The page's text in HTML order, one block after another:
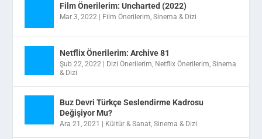
Film Önerilerim: Uncharted (2022)
Mar 3, 2022 Film Önerilerim,Sinema & Dizi
Netflix Önerilerim: Archive 81
Şub 22, 2022 Dizi Önerilerim, Netflix Önerilerim,Sinema
& Dizi
Buz Devri Türkçe Seslendirme Kadrosu
Değişiyor Mu?
Ara 21, 2021 Kültür & Sanat,Sinema & Dizi